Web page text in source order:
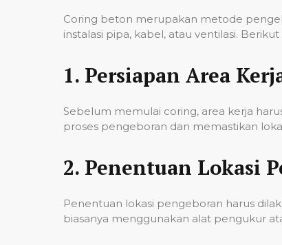
Coring beton merupakan metode
instalasi pipa, kabel, atau ventilasi.
1. Persiapan Area
Sebelum memulai coring, area kerja
proses pengeboran dan memastikan
2. Penentuan Lokasi
Penentuan lokasi pengeboran harus
biasanya menggunakan alat pengukur